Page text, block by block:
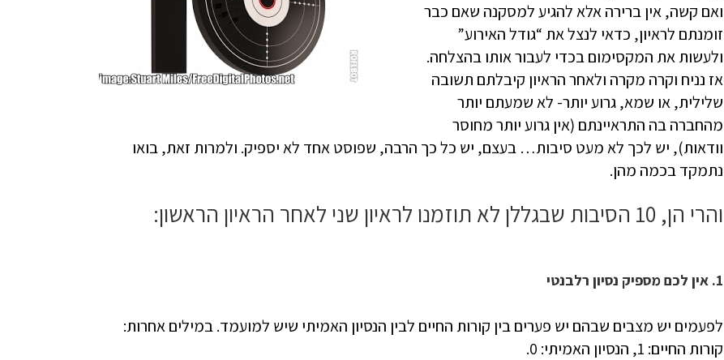
ואם קשה, אין ברירה אלא להגיע למסקנה שאם כבר
זומנתם לראיון, כדאי לנצל את “גודל האירוע”
ולעשות את המקסימום בכדי לעבור אותו בהצלחה.
אז נניח וקרה מקרה ולאחר הראיון קיבלתם תשובה
שלילית, או שמא, גרוע יותר- לא שמעתם יותר
מהחברה בה התראיינתם (אין גרוע יותר מחוסר
וודאות), יש לכך לא מעט סיבות… בעצם, יש כל כך הרבה, שפוסט אחד לא יספיק. ולמרות זאת, בואו
נתמקד בכמה מהן.
והרי הן, 10 הסיבות שבגללן לא תוזמנו לראיון שני לאחר הראיון הראשון:
1. אין לכם מספיק נסיון רלבנטי
לפעמים יש מצבים שבהם יש פערים בין קורות החיים לבין הנסיון האמיתי שיש למועמד. במילים אחרות:
קורות החיים: 1, הנסיון האמיתי: 0.